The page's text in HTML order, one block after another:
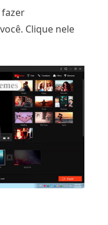
Clique nele